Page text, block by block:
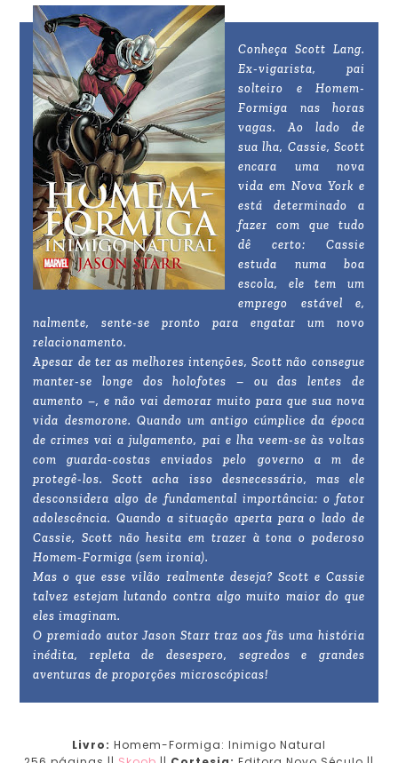
Conheça Scott Lang.
Ex-vigarista, pai
solteiro e Homem-
Formiga nas horas
vagas. Ao lado de
sua lha, Cassie, Scott
encara uma nova
vida em Nova York e
está determinado a
fazer com que tudo
dê certo: Cassie
estuda numa boa
escola, ele tem um
emprego estável e,
nalmente, sente-se pronto para engatar um novo
relacionamento.
Apesar de ter as melhores intenções, Scott não consegue
manter-se longe dos holofotes – ou das lentes de
aumento –, e não vai demorar muito para que sua nova
vida desmorone. Quando um antigo cúmplice da época
de crimes vai a julgamento, pai e lha veem-se às voltas
com guarda-costas enviados pelo governo a m de
protegê-los. Scott acha isso desnecessário, mas ele
desconsidera algo de fundamental importância: o fator
adolescência. Quando a situação aperta para o lado de
Cassie, Scott não hesita em trazer à tona o poderoso
Homem-Formiga (sem ironia).
Mas o que esse vilão realmente deseja? Scott e Cassie
talvez estejam lutando contra algo muito maior do que
eles imaginam.
O premiado autor Jason Starr traz aos fãs uma história
inédita, repleta de desespero, segredos e grandes
aventuras de proporções microscópicas!
Livro: Homem-Formiga: Inimigo Natural